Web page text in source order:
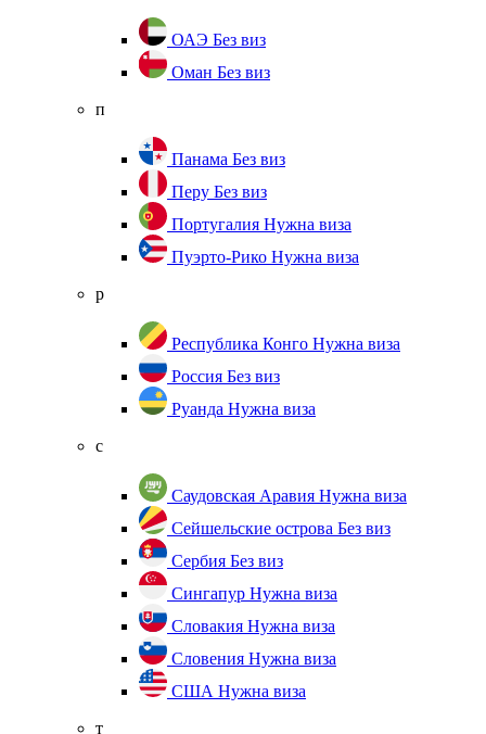
ОАЭ Без виз
Оман Без виз
п
Панама Без виз
Перу Без виз
Португалия Нужна виза
Пуэрто-Рико Нужна виза
р
Республика Конго Нужна виза
Россия Без виз
Руанда Нужна виза
с
Саудовская Аравия Нужна виза
Сейшельские острова Без виз
Сербия Без виз
Сингапур Нужна виза
Словакия Нужна виза
Словения Нужна виза
США Нужна виза
т